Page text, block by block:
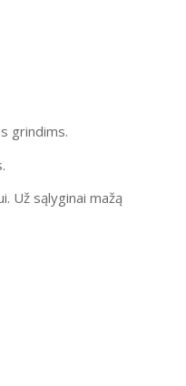
grindims.
Už sąlyginai mažą